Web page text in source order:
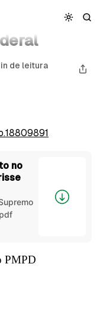
Tribunal Federal
no
de leitura
no
PMPD